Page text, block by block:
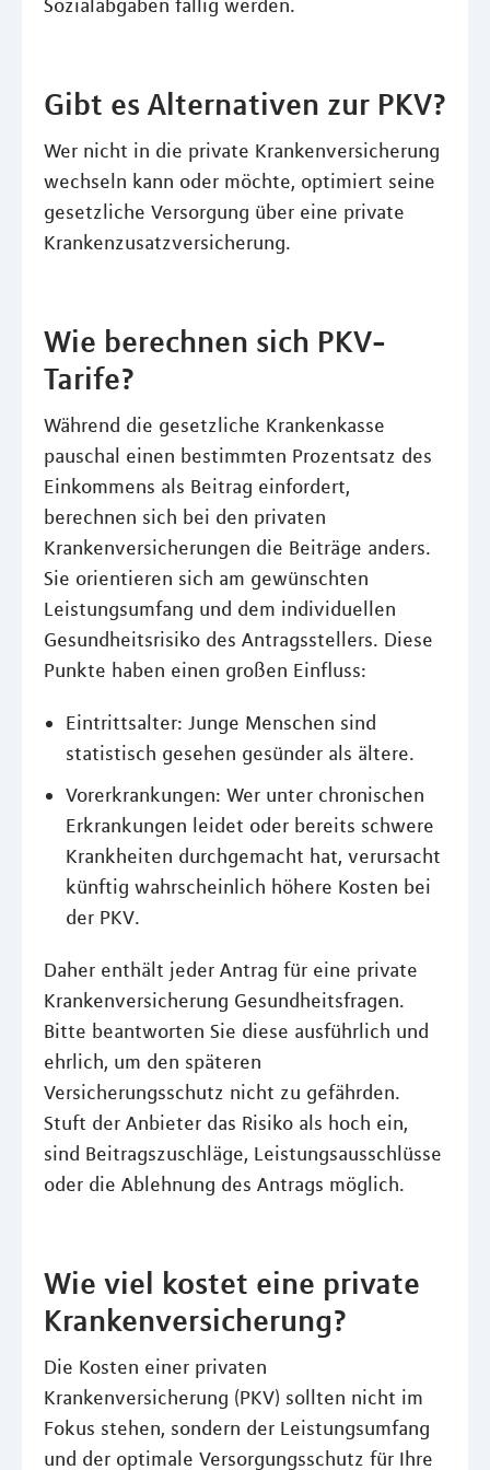
Sozialabgaben fällig werden.
Gibt es Alternativen zur PKV?
Wer nicht in die private Krankenversicherung
wechseln kann oder möchte, optimiert seine
gesetzliche Versorgung über eine private
Krankenzusatzversicherung.
Wie berechnen sich PKV-
Tarife?
Während die gesetzliche Krankenkasse
pauschal einen bestimmten Prozentsatz des
Einkommens als Beitrag einfordert,
berechnen sich bei den privaten
Krankenversicherungen die Beiträge anders.
Sie orientieren sich am gewünschten
Leistungsumfang und dem individuellen
Gesundheitsrisiko des Antragsstellers. Diese
Punkte haben einen großen Einfluss:
Eintrittsalter: Junge Menschen sind
statistisch gesehen gesünder als ältere.
Vorerkrankungen: Wer unter chronischen
Erkrankungen leidet oder bereits schwere
Krankheiten durchgemacht hat, verursacht
künftig wahrscheinlich höhere Kosten bei
der PKV.
Daher enthält jeder Antrag für eine private
Krankenversicherung Gesundheitsfragen.
Bitte beantworten Sie diese ausführlich und
ehrlich, um den späteren
Versicherungsschutz nicht zu gefährden.
Stuft der Anbieter das Risiko als hoch ein,
sind Beitragszuschläge, Leistungsausschlüsse
oder die Ablehnung des Antrags möglich.
Wie viel kostet eine private
Krankenversicherung?
Die Kosten einer privaten
Krankenversicherung (PKV) sollten nicht im
Fokus stehen, sondern der Leistungsumfang
und der optimale Versorgungsschutz für Ihre